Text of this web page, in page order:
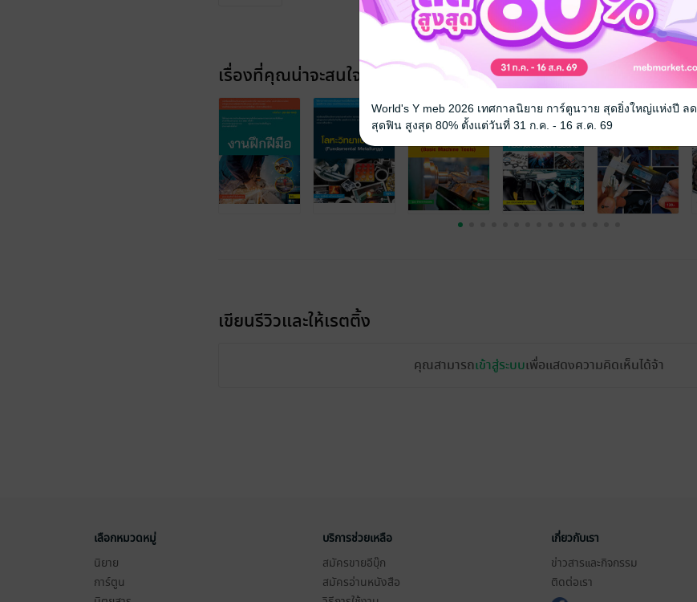
เรื่องที่คุณน่าจะสนใจ
เขียนรีวิวและให้เรตติ้ง
คุณสามารถเข้าสู่ระบบเพื่อแสดงความคิดเห็นได้จ้า
เลือกหมวดหมู่
นิยาย
การ์ตูน
บริการช่วยเหลือ
สมัครขายอีบุ๊ก
สมัครอ่านหนังสือ
เกี่ยวกับเรา
ข่าวสารและกิจกรรม
ติดต่อเรา
World's Y meb 2026 เทศกาลนิยาย การ์ตูนวาย สุดยิ่งใหญ่แห่งปี ลด
สุดฟิน สูงสุด 80% ตั้งแต่วันที่ 31 ก.ค. - 16 ส.ค. 69